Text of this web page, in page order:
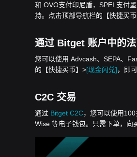
和 OVO支付印尼盾，SPEI 支付
持。点击顶部导航栏的【快捷买
通过 Bitget 账户中的
您可以使用 Advcash、SEPA、
的【快捷买币】>[现金闪兑]，即
C2C 交易
通过 Bitget C2C，您可以使用
Wise 等电子钱包。只需下单，向